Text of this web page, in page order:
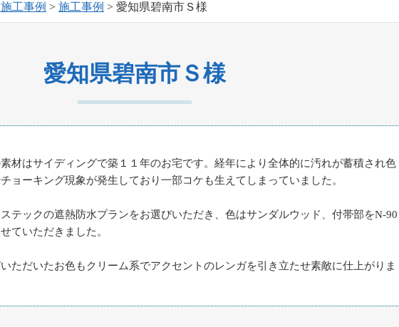
工事例 > 施工事例 > 愛知県碧南市Ｓ様
愛知県碧南市Ｓ様
材はサイディングで築１１年のお宅です。経年により全体的に汚れが蓄積され色
ョーキング現象が発生しており一部コケも生えてしまっていました。
テックの遮熱防水プランをお選びいただき、色はサンダルウッド、付帯部をN-90
ていただきました。
ただいたお色もクリーム系でアクセントのレンガを引き立たせ素敵に仕上がりま